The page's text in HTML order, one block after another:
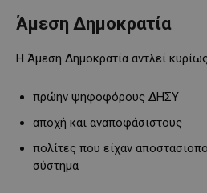
Άμεση Δημοκρατία
Η Άμεση Δημοκρατία αντλεί
πρώην ψηφοφόρους ΔΗΣΥ
αποχή και αναποφάσιστους
πολίτες που είχαν
σύστημα